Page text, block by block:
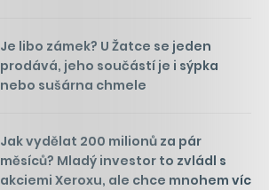
Je libo zámek? U Žatce se jeden
prodává, jeho součástí je i sýpka
nebo sušárna chmele
Jak vydělat 200 milionů za pár
měsíců? Mladý investor to zvládl s
akciemi Xeroxu, ale chce mnohem víc